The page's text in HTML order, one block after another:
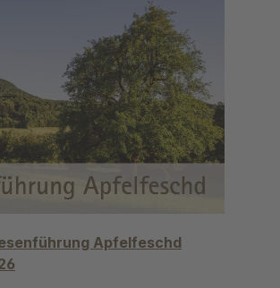
Apfelfeschd